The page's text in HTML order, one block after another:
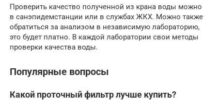
Проверить качество полученной из крана воды можно
в санэпидемстанции или в службах ЖКХ. Можно также
обратиться за анализом в независимую лабораторию,
это будет платно. В каждой лаборатории свои методы
проверки качества воды.
Популярные вопросы
Какой проточный фильтр лучше купить?